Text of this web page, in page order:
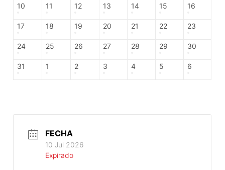
10 11 12 13 14 15 16
17 18 19 20 21 22 23
24 25 26 27 28 29 30
31 1 2 3 4 5 6
FECHA
10 Jul 2026
Expirado